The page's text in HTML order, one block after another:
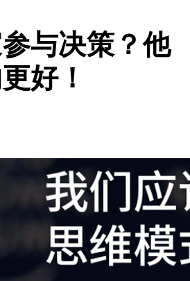
与决策？他
好！